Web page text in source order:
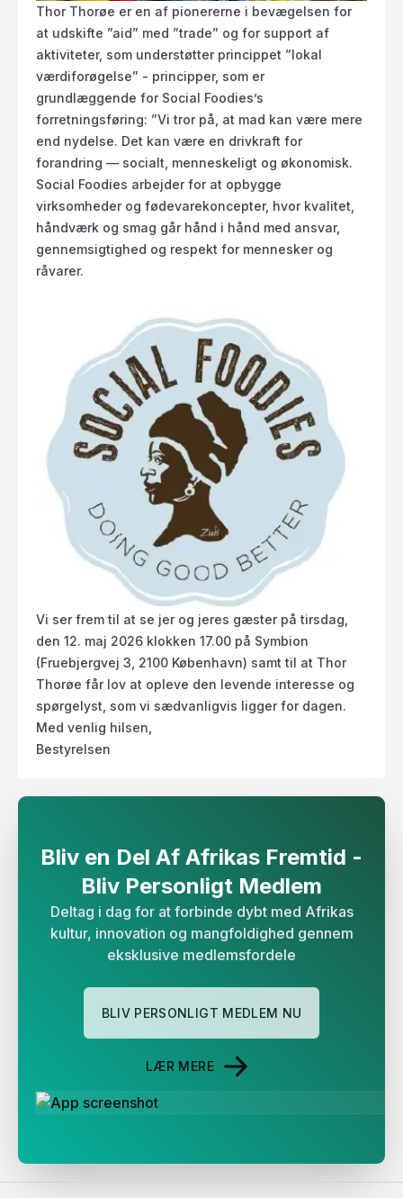
Thor Thorøe er en af pionererne i bevægelsen for
at udskifte ”aid” med ”trade” og for support af
aktiviteter, som understøtter princippet ”lokal
værdiforøgelse” - principper, som er
grundlæggende for Social Foodies’s
forretningsføring: ”Vi tror på, at mad kan være mere
end nydelse. Det kan være en drivkraft for
forandring — socialt, menneskeligt og økonomisk.
Social Foodies arbejder for at opbygge
virksomheder og fødevarekoncepter, hvor kvalitet,
håndværk og smag går hånd i hånd med ansvar,
gennemsigtighed og respekt for mennesker og
råvarer.
Vi ser frem til at se jer og jeres gæster på tirsdag,
den 12. maj 2026 klokken 17.00 på Symbion
(Fruebjergvej 3, 2100 København) samt til at Thor
Thorøe får lov at opleve den levende interesse og
spørgelyst, som vi sædvanligvis ligger for dagen.
Med venlig hilsen,
Bestyrelsen
Bliv en Del Af Afrikas Fremtid -
Bliv Personligt Medlem​​​​‌
Deltag i dag for at forbinde dybt med Afrikas
kultur, innovation og mangfoldighed gennem
eksklusive medlemsfordele
BLIV PERSONLIGT MEDLEM NU
LÆR MERE